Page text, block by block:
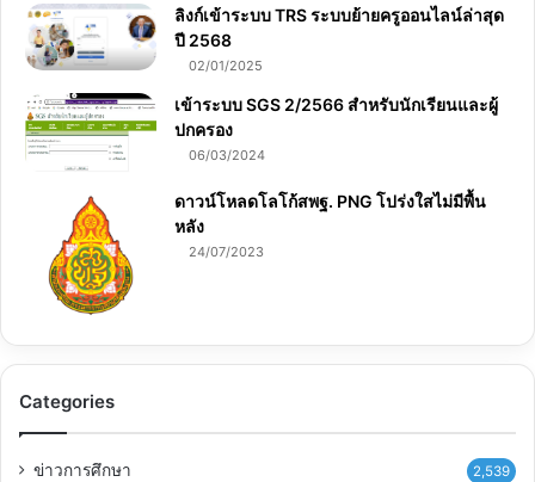
ลิงก์เข้าระบบ TRS ระบบย้ายครูออนไลน์ล่าสุด
ปี 2568
02/01/2025
เข้าระบบ SGS 2/2566 สำหรับนักเรียนและผู้
ปกครอง
06/03/2024
ดาวน์โหลดโลโก้สพฐ. PNG โปร่งใสไม่มีพื้น
หลัง
24/07/2023
Categories
ข่าวการศึกษา 2,539